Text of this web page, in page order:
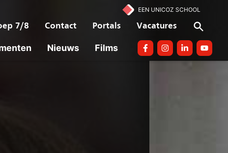
EEN UNICOZ SCHOOL
7/8 Contact Portals Vacatures
Nieuws Films FacebookInstagramlinkedinYoutube